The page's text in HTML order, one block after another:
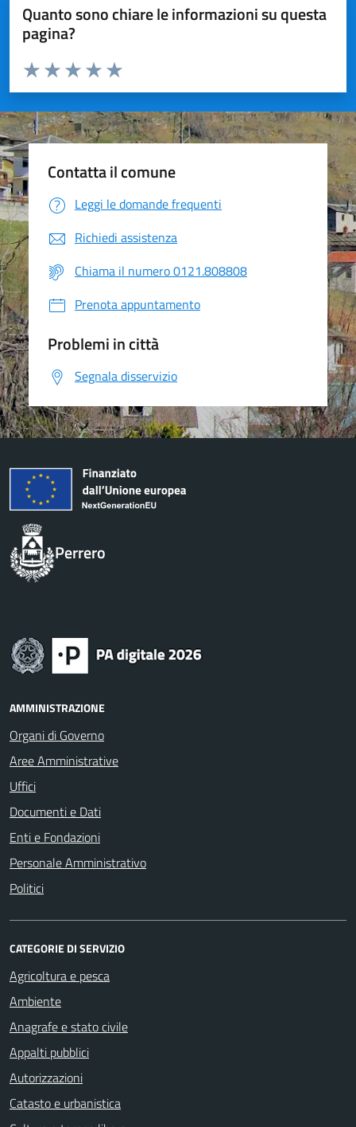
Quanto sono chiare le informazioni su questa
pagina?
Valuta da 1 a 5 stelle la pagina
Valuta 5 stelle su 5
Valuta 4 stelle su 5
Valuta 3 stelle su 5
Valuta 2 stelle su 5
Valuta 1 stelle su 5
Contatta il comune
Leggi le domande frequenti
Richiedi assistenza
Chiama il numero 0121.808808
Prenota appuntamento
Problemi in città
Segnala disservizio
Perrero
AMMINISTRAZIONE
Organi di Governo
Aree Amministrative
Uffici
Documenti e Dati
Enti e Fondazioni
Personale Amministrativo
Politici
CATEGORIE DI SERVIZIO
Agricoltura e pesca
Ambiente
Anagrafe e stato civile
Appalti pubblici
Autorizzazioni
Catasto e urbanistica